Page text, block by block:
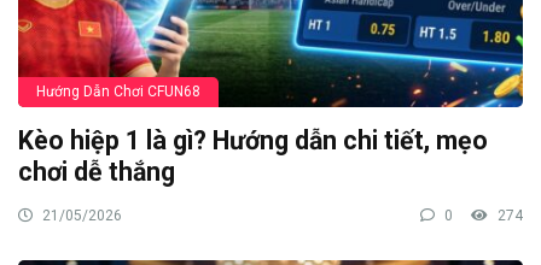
Hướng Dẫn Chơi CFUN68
Kèo hiệp 1 là gì? Hướng dẫn chi tiết, mẹo
chơi dễ thắng
21/05/2026 0 274